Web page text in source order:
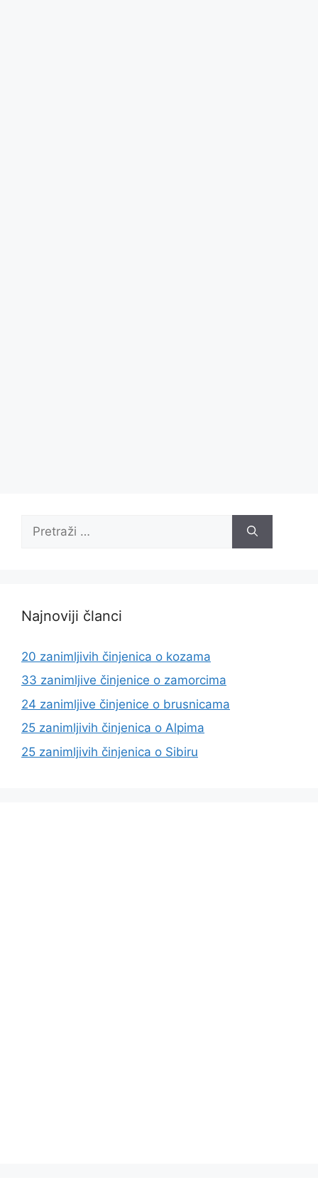
Najnoviji članci
20 zanimljivih činjenica o kozama
33 zanimljive činjenice o zamorcima
24 zanimljive činjenice o brusnicama
25 zanimljivih činjenica o Alpima
25 zanimljivih činjenica o Sibiru